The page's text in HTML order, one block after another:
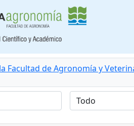
Facultad de Agronomía y